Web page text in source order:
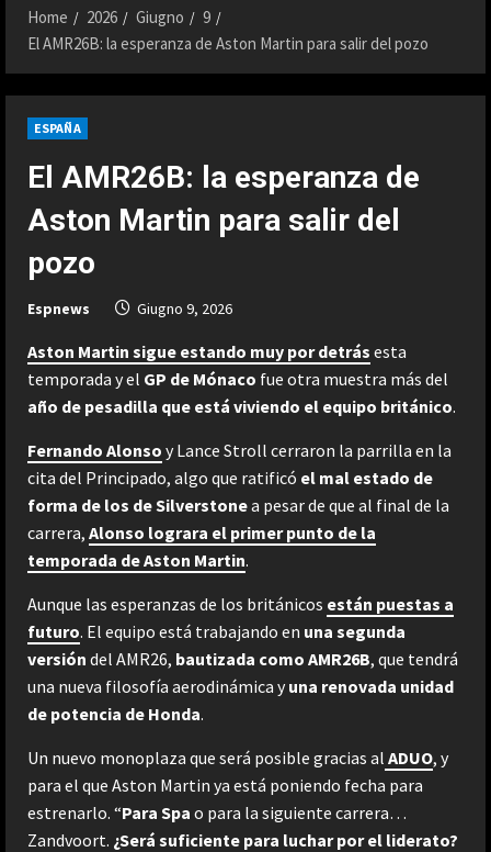
Home 2026 Giugno
9
El AMR26B: la esperanza de Aston Martin para salir del pozo
ESPAÑA
El AMR26B: la esperanza de
Aston Martin para salir del
pozo
Espnews Giugno 9, 2026
Aston Martin sigue estando muy por detrás esta
temporada y el GP de Mónaco fue otra muestra más del
año de pesadilla que está viviendo el equipo británico.
Fernando Alonso y Lance Stroll cerraron la parrilla en la
cita del Principado, algo que ratificó el mal estado de
forma de los de Silverstonea pesar de que al final de la
carrera, Alonso lograra el primer punto de la
temporada de Aston Martin.
Aunque las esperanzas de los británicos están puestas a
futuro. El equipo está trabajando en una segunda
versión del AMR26, bautizada como AMR26B, que tendrá
una nueva filosofía aerodinámica y una renovada unidad
de potencia de Honda.
Un nuevo monoplaza que será posible gracias al ADUO, y
para el que Aston Martin ya está poniendo fecha para
estrenarlo. “Para Spa o para la siguiente carrera…
Zandvoort. ¿Será suficiente para luchar por el liderato?